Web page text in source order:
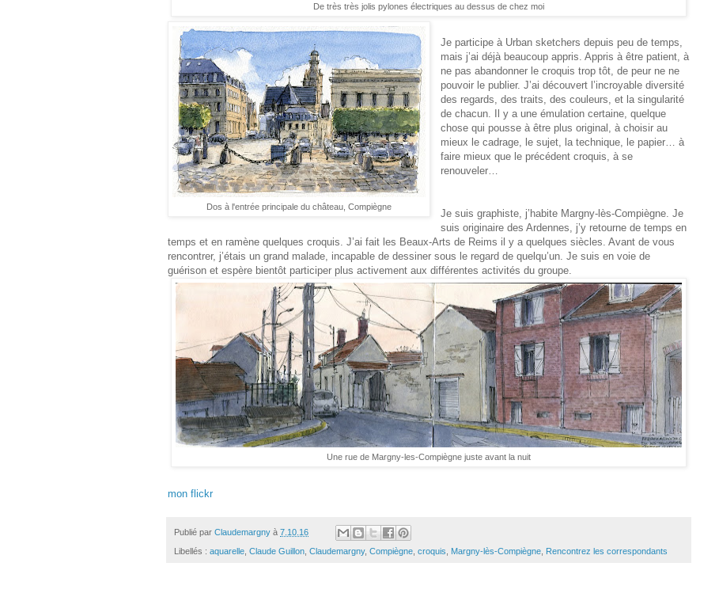
De très très jolis pylones électriques au dessus de chez moi
Dos à l'entrée principale du château, Compiègne
Je participe à Urban sketchers depuis peu de temps,
mais j’ai déjà beaucoup appris. Appris à être patient, à
ne pas abandonner le croquis trop tôt, de peur ne ne
pouvoir le publier. J’ai découvert l’incroyable diversité
des regards, des traits, des couleurs, et la singularité
de chacun. Il y a une émulation certaine, quelque
chose qui pousse à être plus original, à choisir au
mieux le cadrage, le sujet, la technique, le papier… à
faire mieux que le précédent croquis, à se
renouveler…
Je suis graphiste, j’habite Margny-lès-Compiègne. Je
suis originaire des Ardennes, j’y retourne de temps en
temps et en ramène quelques croquis. J’ai fait les Beaux-Arts de Reims il y a quelques siècles. Avant de vous
rencontrer, j’étais un grand malade, incapable de dessiner sous le regard de quelqu’un. Je suis en voie de
guérison et espère bientôt participer plus activement aux différentes activités du groupe.
Une rue de Margny-les-Compiègne juste avant la nuit
mon flickr
Publié par Claudemargny à 7.10.16
Libellés : aquarelle Claude Guillon Claudemargny, Compiègne croquis Margny-lès-Compiègne Rencontrez les correspondants